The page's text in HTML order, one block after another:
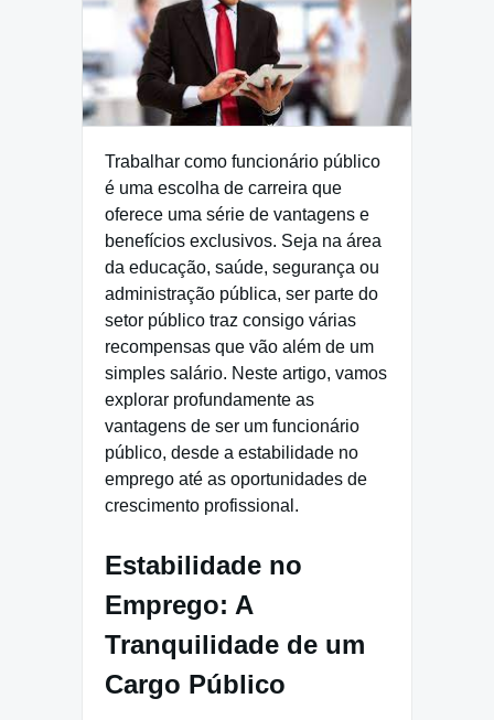
Trabalhar como funcionário público
é uma escolha de carreira que
oferece uma série de vantagens e
benefícios exclusivos. Seja na área
da educação, saúde, segurança ou
administração pública, ser parte do
setor público traz consigo várias
recompensas que vão além de um
simples salário. Neste artigo, vamos
explorar profundamente as
vantagens de ser um funcionário
público, desde a estabilidade no
emprego até as oportunidades de
crescimento profissional.
Estabilidade no
Emprego: A
Tranquilidade de um
Cargo Público